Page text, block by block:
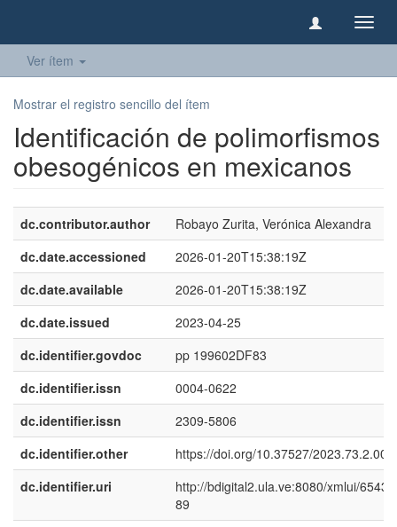
Ver ítem
Mostrar el registro sencillo del ítem
Identificación de polimorfismos
obesogénicos en mexicanos
dc.contributor.author
Robayo Zurita, Verónica Alexandra
dc.date.accessioned
2026-01-20T15:38:19Z
dc.date.available
2026-01-20T15:38:19Z
dc.date.issued
2023-04-25
dc.identifier.govdoc
pp 199602DF83
dc.identifier.issn
0004-0622
dc.identifier.issn
2309-5806
dc.identifier.other
https://doi.org/10.37527/2023.73.2.007
dc.identifier.uri
http://bdigital2.ula.ve:8080/xmlui/
89